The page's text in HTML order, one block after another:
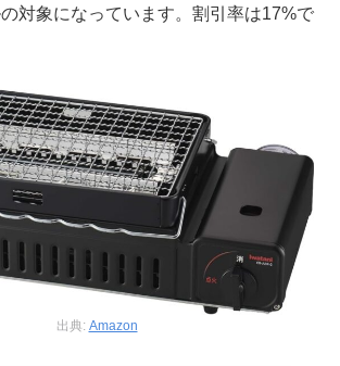
対象になっています。割引率は17%で
出典: Amazon